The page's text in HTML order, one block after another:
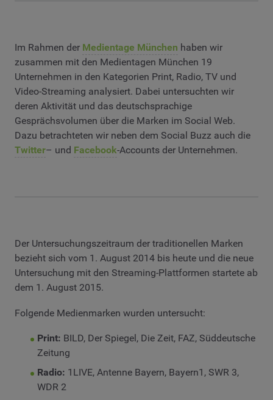
Im Rahmen der Medientage München haben wir
zusammen mit den Medientagen München 19
Unternehmen in den Kategorien Print, Radio, TV und
Video-Streaming analysiert. Dabei untersuchten wir
deren Aktivität und das deutschsprachige
Gesprächsvolumen über die Marken im Social Web.
Dazu betrachteten wir neben dem Social Buzz auch die
Twitter– und Facebook-Accounts der Unternehmen.
Der Untersuchungszeitraum der traditionellen Marken
bezieht sich vom 1. August 2014 bis heute und die neue
Untersuchung mit den Streaming-Plattformen startete ab
dem 1. August 2015.
Folgende Medienmarken wurden untersucht:
Print: BILD, Der Spiegel, Die Zeit, FAZ, Süddeutsche
Zeitung
Radio: 1LIVE, Antenne Bayern, Bayern1, SWR 3,
WDR 2